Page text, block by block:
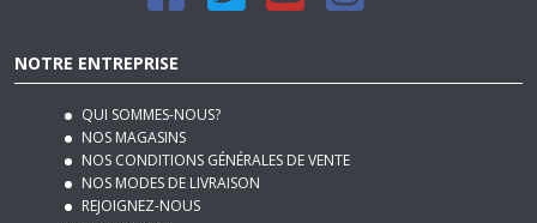
NOTRE ENTREPRISE
QUI SOMMES-NOUS?
NOS MAGASINS
NOS CONDITIONS GÉNÉRALES DE VENTE
NOS MODES DE LIVRAISON
REJOIGNEZ-NOUS
PLAN DU SITE
MENTIONS LÉGALES